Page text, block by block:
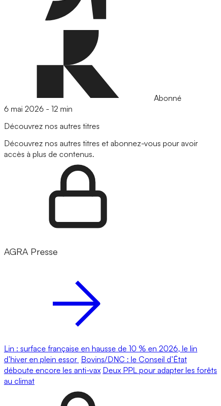
Abonné
6 mai 2026 - 12 min
Découvrez nos autres titres
Découvrez nos autres titres et abonnez-vous pour avoir
accès à plus de contenus.
AGRA Presse
Lin : surface française en hausse de 10 % en 2026, le lin
d’hiver en plein essor Bovins/DNC : le Conseil d’État
déboute encore les anti-vax Deux PPL pour adapter les forêts
au climat